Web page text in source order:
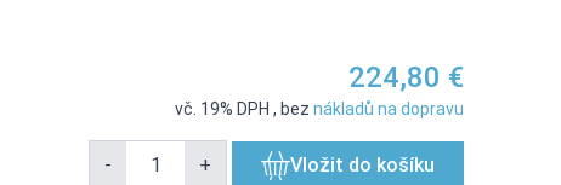
224,80 €
vč. 19% DPH , bez nákladů na dopravu
- + Vložit do košíku